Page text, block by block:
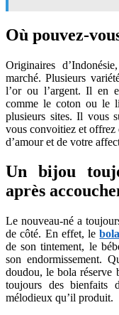
Où pouvez-
Originaires
marché. Plusieurs
l’or ou l’argent. Il en
comme le coton ou le
plusieurs sites. Il vous
vous convoitiez et offrez
d’amour et de votre
Un bijou
après
Le nouveau-né a
de côté. En effet, le
de son tintement, le
son endormissement.
doudou, le bola réserve
toujours des bienfaits
mélodieux qu’il produit.